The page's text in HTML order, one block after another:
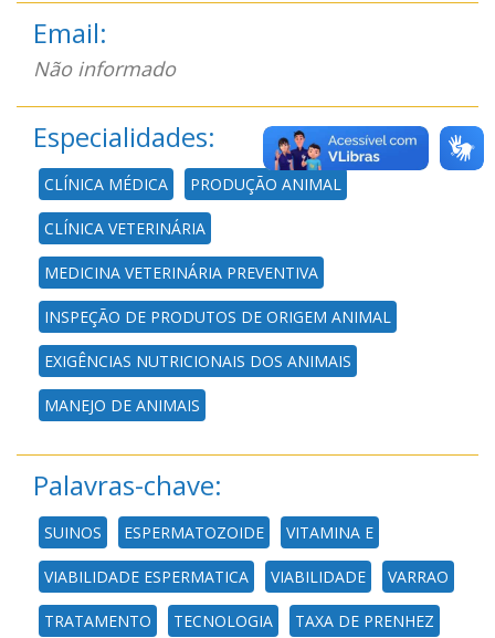
Email:
Não informado
Especialidades:
CLÍNICA MÉDICA PRODUÇÃO ANIMAL
CLÍNICA VETERINÁRIA
MEDICINA VETERINÁRIA PREVENTIVA
INSPEÇÃO DE PRODUTOS DE ORIGEM ANIMAL
EXIGÊNCIAS NUTRICIONAIS DOS ANIMAIS
MANEJO DE ANIMAIS
Palavras-chave:
SUINOS ESPERMATOZOIDE VITAMINA E
VIABILIDADE ESPERMATICA VIABILIDADE VARRAO
TRATAMENTO TECNOLOGIA TAXA DE PRENHEZ